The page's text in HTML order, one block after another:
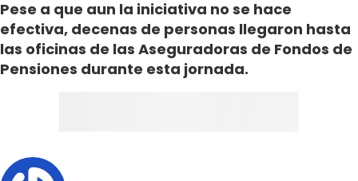
Pese a que aun la iniciativa no se hace
efectiva, decenas de personas llegaron hasta
las oficinas de las Aseguradoras de Fondos de
Pensiones durante esta jornada.